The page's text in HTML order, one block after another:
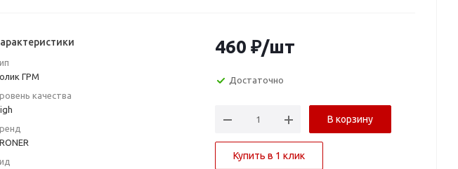
ГРМ
качества
460 ₽/шт
Достаточно
В корзину
Купить в 1 клик